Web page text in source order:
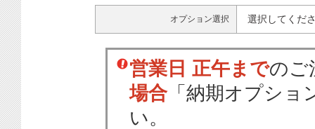
オプション選択 選択してくだ
営業日 正午までのご
場合 「納期オプショ
い。